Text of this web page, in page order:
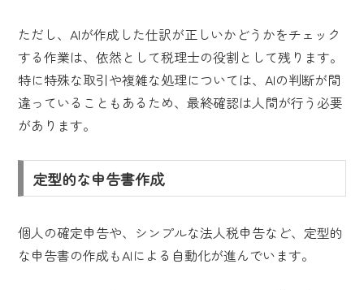
ただし、AIが作成した仕訳が正しいかどうかをチェック
する作業は、依然として税理士の役割として残ります。
特に特殊な取引や複雑な処理については、AIの判断が間
違っていることもあるため、最終確認は人間が行う必要
があります。
定型的な申告書作成
個人の確定申告や、シンプルな法人税申告など、定型的
な申告書の作成もAIによる自動化が進んでいます。